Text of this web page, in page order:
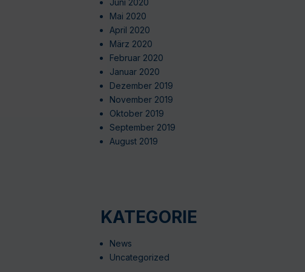
Juni 2020
Mai 2020
April 2020
März 2020
Februar 2020
Januar 2020
Dezember 2019
November 2019
Oktober 2019
September 2019
August 2019
KATEGORIE
News
Uncategorized